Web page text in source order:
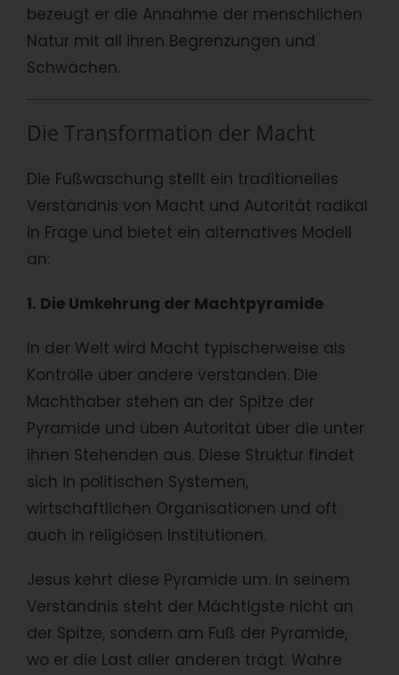
bezeugt er die Annahme der menschlichen
Natur mit all ihren Begrenzungen und
Schwächen.
Die Transformation der Macht
Die Fußwaschung stellt ein traditionelles
Verständnis von Macht und Autorität radikal
in Frage und bietet ein alternatives Modell
an:
1. Die Umkehrung der Machtpyramide
In der Welt wird Macht typischerweise als
Kontrolle über andere verstanden. Die
Machthaber stehen an der Spitze der
Pyramide und üben Autorität über die unter
ihnen Stehenden aus. Diese Struktur findet
sich in politischen Systemen,
wirtschaftlichen Organisationen und oft
auch in religiösen Institutionen.
Jesus kehrt diese Pyramide um. In seinem
Verständnis steht der Mächtigste nicht an
der Spitze, sondern am Fuß der Pyramide,
wo er die Last aller anderen trägt. Wahre